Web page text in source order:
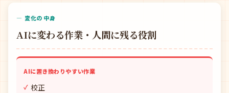
— 変化の中身
AIに変わる作業・人間に残る役割
AIに置き換わりやすい作業
校正